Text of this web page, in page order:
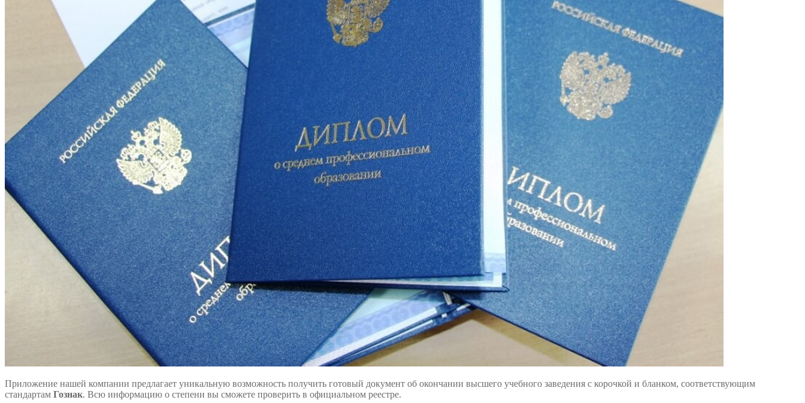
Приложение нашей компании предлагает уникальную возможность получить готовый документ об окончании высшего учебного заведения с корочкой и бланком, соответствующим
стандартам Гознак. Всю информацию о степени вы сможете проверить в официальном реестре.